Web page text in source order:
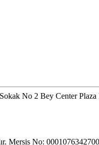
No 2 Bey Center
Mersis No: